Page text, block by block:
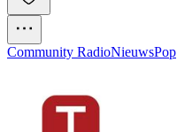
Community RadioNieuwsPop